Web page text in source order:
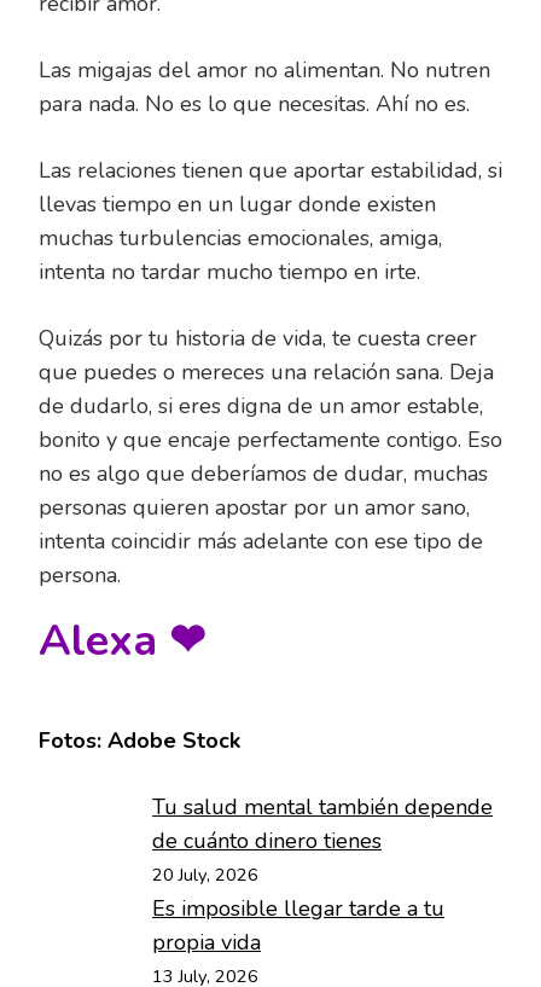
Las migajas del amor no alimentan. No nutren
para nada. No es lo que necesitas. Ahí no es.
Las relaciones tienen que aportar estabilidad, si
llevas tiempo en un lugar donde existen
muchas turbulencias emocionales, amiga,
intenta no tardar mucho tiempo en irte.
Quizás por tu historia de vida, te cuesta creer
que puedes o mereces una relación sana. Deja
de dudarlo, si eres digna de un amor estable,
bonito y que encaje perfectamente contigo. Eso
no es algo que deberíamos de dudar, muchas
personas quieren apostar por un amor sano,
intenta coincidir más adelante con ese tipo de
persona.
Alexa ❤
Fotos: Adobe Stock
Tu salud mental también depende
de cuánto dinero tienes
20 July, 2026
Es imposible llegar tarde a tu
propia vida
13 July, 2026